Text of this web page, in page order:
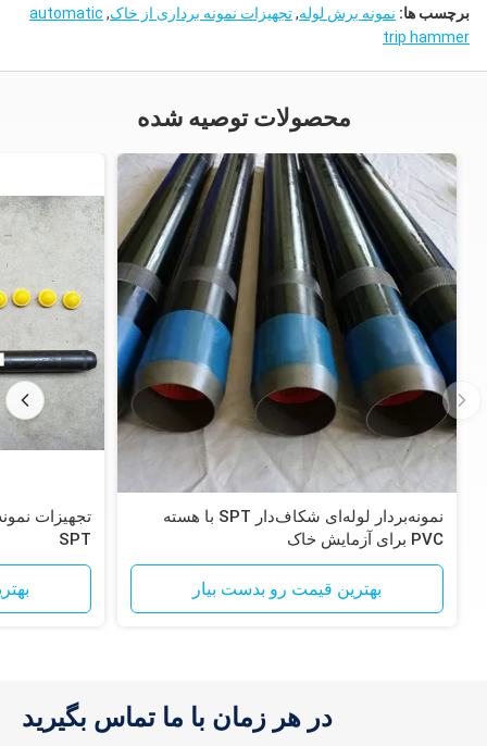
برچسب ها: نمونه برش لوله,تجهیزات نمونه برداری از خاک,
automatic
trip hammer
محصولات توصیه شده
نمونه‌بردار لوله‌ای شکاف‌دار SPT با هسته
PVC برای آزمایش خاک
بهترین قیمت رو بدست بیار
تجهیزات
SPT
در هر زمان با ما تماس بگیرید